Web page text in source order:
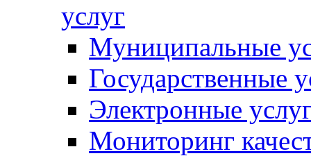
услуг
Муниципальные
Государственные
Электронные
Мониторинг